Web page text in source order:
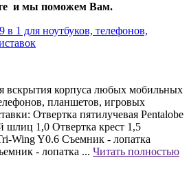
и мы поможем Вам.
вскрытия корпуса любых мобильных
планшетов, игровых
Отвертка пятилучевая Pentalobe
шлиц 1,0 Отвертка крест 1,5
Wing Y0.6 Съемник - лопатка
- лопатка ... Читать полностью